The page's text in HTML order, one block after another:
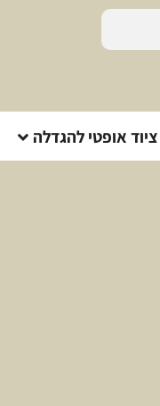
ציוד אופטי להגדלה